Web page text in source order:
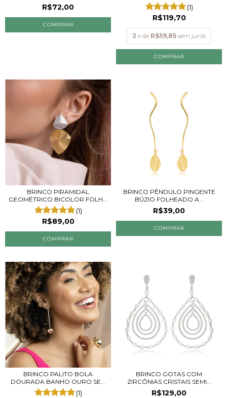
R$72,00 (1)
R$119,70
2 x de R$59,85 sem juros
BRINCO PIRAMIDAL
GEOMÉTRICO BICOLOR FOLH...
(1)
R$89,00
BRINCO PÊNDULO PINGENTE
BÚZIO FOLHEADO A...
R$39,00
BRINCO PALITO BOLA
DOURADA BANHO OURO SE...
(1)
BRINCO GOTAS COM
ZIRCÔNIAS CRISTAIS SEMI...
R$129,00